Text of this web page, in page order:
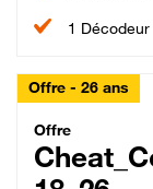
1 Décodeur
Offre - 26 ans
Offre